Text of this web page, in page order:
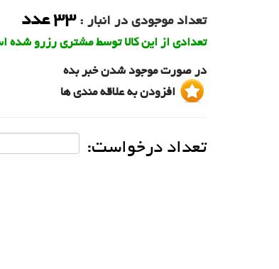
تعداد موجودی در انبار :33عدد
تعدادی از این کالا توسط مشتری رزرو شده
در صورت موجود شدن خبر بده
افزودن به علاقه مندی ها
تعداد درخواست: